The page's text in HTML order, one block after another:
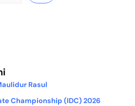
Rasul
Championship (IDC) 2026